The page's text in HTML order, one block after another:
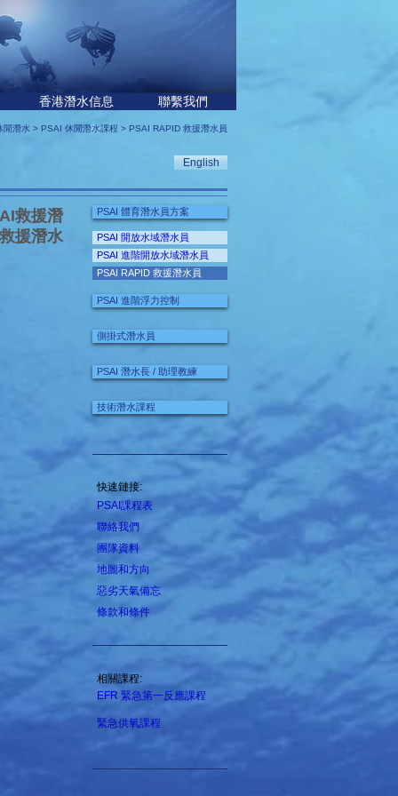
香港潛水信息 聯繫我們
閒潛水 > PSAI 休閒潛水課程 > PSAI RAPID 救援潛水員
English
救援潛
援潛水
PSAI 體育潛水員方案
PSAI 開放水域潛水員
PSAI 進階開放水域潛水員
PSAI RAPID 救援潛水員
PSAI 進階浮力控制
側掛式潛水員
PSAI 潛水長 / 助理教練
技術潛水課程
快速鏈接:
PSAI課程表
聯絡我們
團隊資料
地圖和方向
惡劣天氣備忘
條款和條件
相關課程:
EFR 緊急第一反應課程
緊急供氧課程